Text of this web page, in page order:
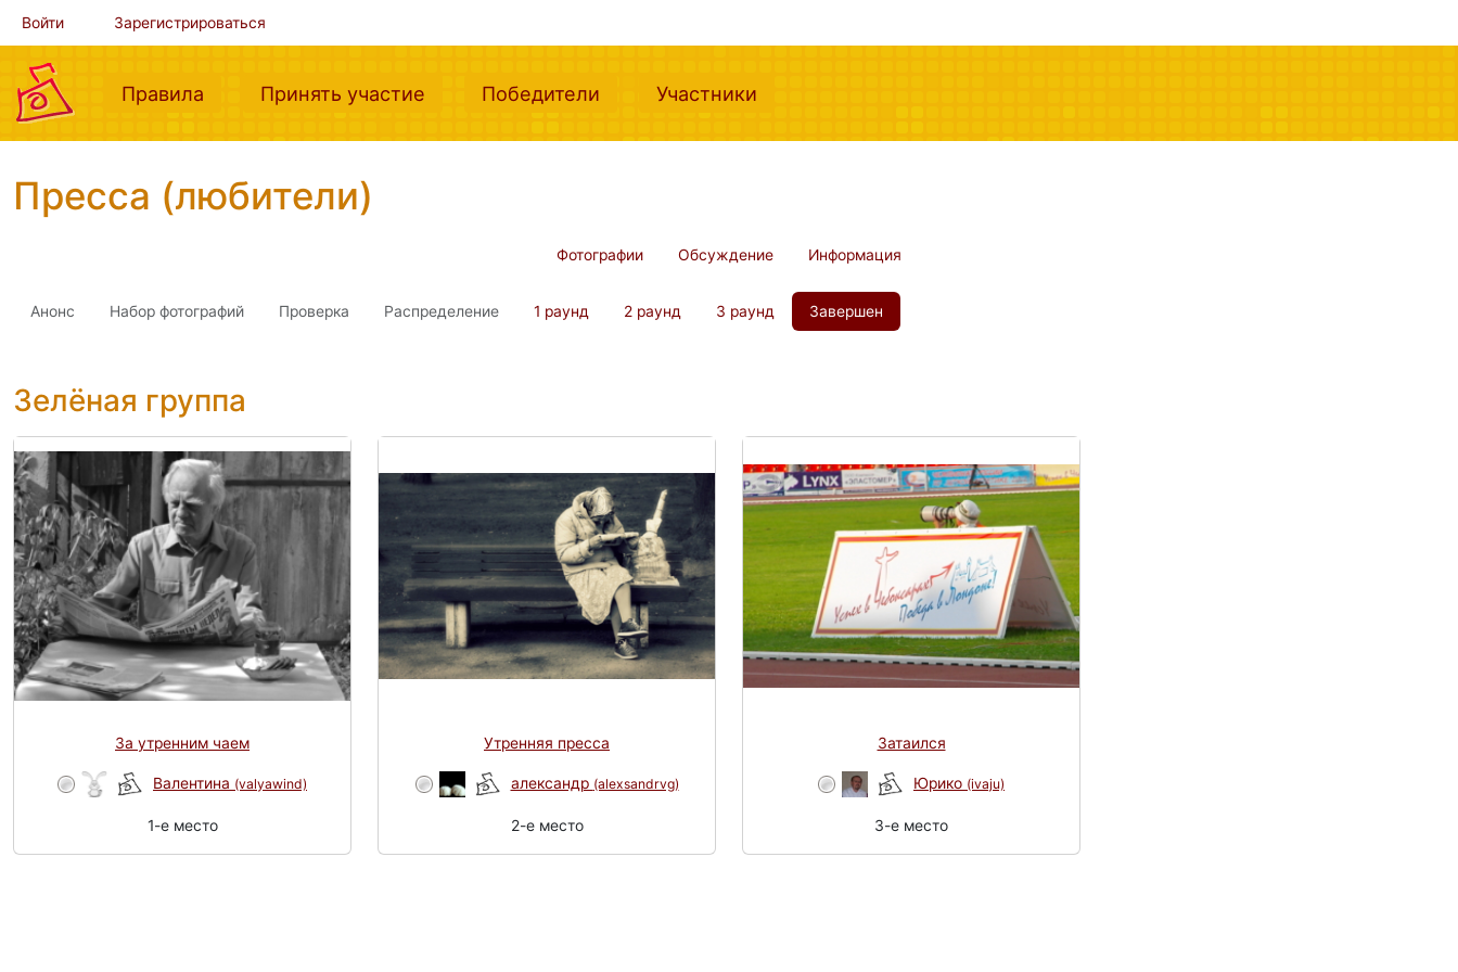
Войти Зарегистрироваться
Правила (current)Принять участие (current)Победители (current)Участники
Пресса (любители)
Фотографии Обсуждение Информация
Анонс Набор фотографий Проверка Распределение 1 раунд 2 раунд 3 раунд Завершен
Зелёная группа
За утренним чаем
Валентина (valyawind)
1-e место
Утренняя пресса
александр (alexsandrvg)
2-e место
Затаился
Юрико (ivaju)
3-e место